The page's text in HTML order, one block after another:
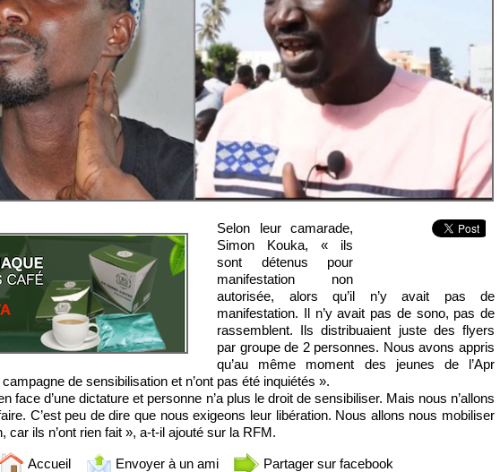
Selon leur camarade,
Simon Kouka, « ils
sont détenus pour
manifestation non
autorisée, alors qu’il n’y avait pas de
manifestation. Il n’y avait pas de sono, pas de
rassemblent. Ils distribuaient juste des flyers
par groupe de 2 personnes. Nous avons appris
qu’au même moment des jeunes de l’Apr
de sensibilisation et n’ont pas été inquiétés ».
face d’une dictature et personne n’a plus le droit de sensibiliser. Mais nous n’allons
C’est peu de dire que nous exigeons leur libération. Nous allons nous mobiliser
car ils n’ont rien fait », a-t-il ajouté sur la RFM.
Accueil Envoyer à un ami Partager sur facebook